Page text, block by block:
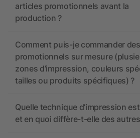
articles promotionnels avant la
production ?
Comment puis-je commander
promotionnels sur mesure
zones d’impression, couleurs
tailles ou produits spécifiques) ?
Quelle technique d’impression
et en quoi diffère-t-elle des